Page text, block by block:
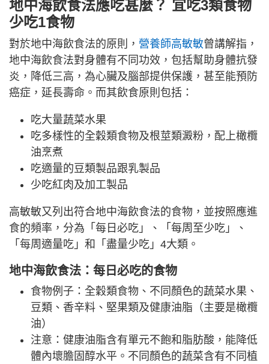
地中海飲食法應吃甚麼？ 宜吃3類食物
少吃1食物
對於地中海飲食法的原則， 營養師高敏敏曾講解指，
地中海飲食法對身體有不同功效，包括幫助身體抗發
炎，降低三高，為心臟及腦部提供保護，甚至能預防
癌症，延長壽命。而其飲食原則包括：
吃大量蔬菜水果
吃多樣性的全穀類食物及根莖類澱粉，配上橄欖
油烹煮
吃適量的豆類製品跟乳製品
少吃紅肉及加工製品
高敏敏又列出符合地中海飲食法的食物，並按照應進
食的頻率，分為「每日必吃」、「每周至少吃」、
「每周適量吃」和「盡量少吃」4大類。
地中海飲食法：每日必吃的食物
食物例子：全穀類食物、不同顏色的蔬菜水果、
豆類、香辛料、堅果類及健康油脂（主要是橄欖
油）
注意：健康油脂含有單元不飽和脂肪酸，能降低
體內壞膽固醇水平。不同顏色的蔬菜含有不同植